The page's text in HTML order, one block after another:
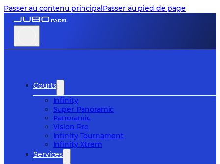
Passer au contenu principalPasser au pied de page
Courts
Infinity
Super Panoramic
Panoramic
Vision Pro
Infinity Tournament
Infinity Xtrem
Services